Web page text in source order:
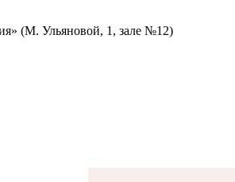
(М. Ульяновой, 1, зале №12)